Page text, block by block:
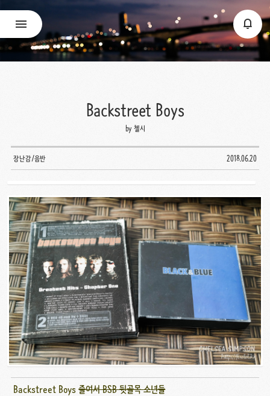
Backstreet Boys
by 첼시
장난감/음반 2018.06.20
Backstreet Boys줄여서 BSB 뒷골목 소년들